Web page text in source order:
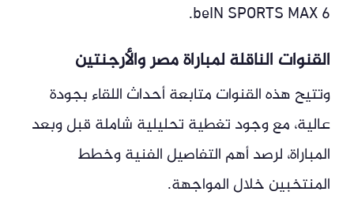
beIN SPORTS MAX 6.
القنوات الناقلة لمباراة مصر والأرجنتين
وتتيح هذه القنوات متابعة أحداث اللقاء بجودة
عالية، مع وجود تغطية تحليلية شاملة قبل وبعد
المباراة، لرصد أهم التفاصيل الفنية وخطط
المنتخبين خلال المواجهة.